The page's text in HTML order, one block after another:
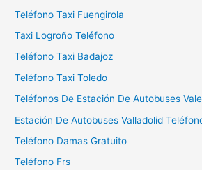
Teléfono Taxi Fuengirola
Taxi Logroño Teléfono
Teléfono Taxi Badajoz
Teléfono Taxi Toledo
Teléfonos De Estación De Autobuses
Estación De Autobuses Valladolid
Teléfono Damas Gratuito
Teléfono Frs